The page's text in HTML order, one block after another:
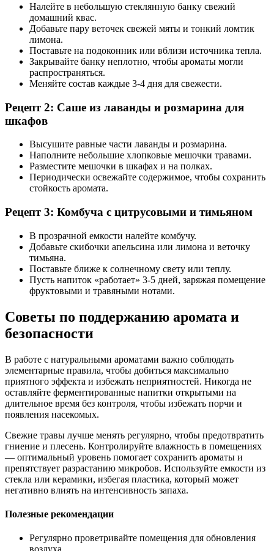
Налейте в небольшую стеклянную банку свежий
домашний квас.
Добавьте пару веточек свежей мяты и тонкий ломтик
лимона.
Поставьте на подоконник или вблизи источника тепла.
Закрывайте банку неплотно, чтобы ароматы могли
распространяться.
Меняйте состав каждые 3-4 дня для свежести.
Рецепт 2: Саше из лаванды и розмарина для
шкафов
Высушите равные части лаванды и розмарина.
Наполните небольшие хлопковые мешочки травами.
Разместите мешочки в шкафах и на полках.
Периодически освежайте содержимое, чтобы сохранить
стойкость аромата.
Рецепт 3: Комбуча с цитрусовыми и тимьяном
В прозрачной емкости налейте комбучу.
Добавьте скибочки апельсина или лимона и веточку
тимьяна.
Поставьте ближе к солнечному свету или теплу.
Пусть напиток «работает» 3-5 дней, заряжая помещение
фруктовыми и травяными нотами.
Советы по поддержанию аромата и
безопасности
В работе с натуральными ароматами важно соблюдать
элементарные правила, чтобы добиться максимально
приятного эффекта и избежать неприятностей. Никогда не
оставляйте ферментированные напитки открытыми на
длительное время без контроля, чтобы избежать порчи и
появления насекомых.
Свежие травы лучше менять регулярно, чтобы предотвратить
гниение и плесень. Контролируйте влажность в помещениях
— оптимальный уровень помогает сохранить ароматы и
препятствует разрастанию микробов. Используйте емкости из
стекла или керамики, избегая пластика, который может
негативно влиять на интенсивность запаха.
Полезные рекомендации
Регулярно проветривайте помещения для обновления
воздуха.